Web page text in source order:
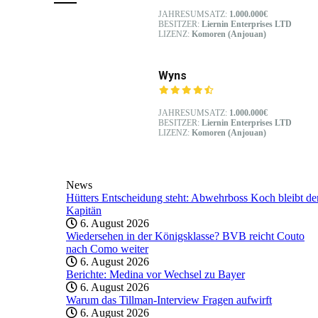
JAHRESUMSATZ: 1.000.000€
BESITZER: Liernin Enterprises LTD
LIZENZ: Komoren (Anjouan)
Wyns
JAHRESUMSATZ: 1.000.000€
BESITZER: Liernin Enterprises LTD
LIZENZ: Komoren (Anjouan)
News
Hütters Entscheidung steht: Abwehrboss Koch bleibt
Kapitän
6. August 2026
Wiedersehen in der Königsklasse? BVB reicht Couto
nach Como weiter
6. August 2026
Berichte: Medina vor Wechsel zu Bayer
6. August 2026
Warum das Tillman-Interview Fragen aufwirft
6. August 2026